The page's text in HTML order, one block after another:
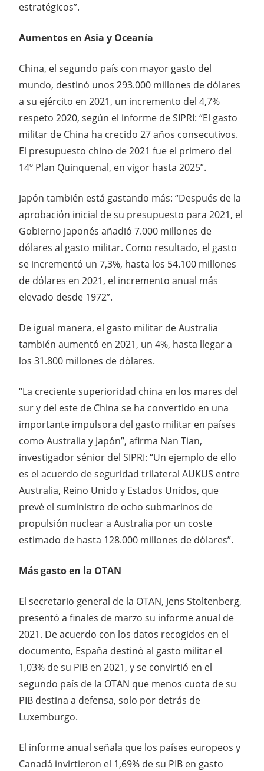
estratégicos”.
Aumentos en Asia y Oceanía
China, el segundo país con mayor gasto del
mundo, destinó unos 293.000 millones de dólares
a su ejército en 2021, un incremento del 4,7%
respeto 2020, según el informe de SIPRI: “El gasto
militar de China ha crecido 27 años consecutivos.
El presupuesto chino de 2021 fue el primero del
14º Plan Quinquenal, en vigor hasta 2025”.
Japón también está gastando más: “Después de la
aprobación inicial de su presupuesto para 2021, el
Gobierno japonés añadió 7.000 millones de
dólares al gasto militar. Como resultado, el gasto
se incrementó un 7,3%, hasta los 54.100 millones
de dólares en 2021, el incremento anual más
elevado desde 1972”.
De igual manera, el gasto militar de Australia
también aumentó en 2021, un 4%, hasta llegar a
los 31.800 millones de dólares.
“La creciente superioridad china en los mares del
sur y del este de China se ha convertido en una
importante impulsora del gasto militar en países
como Australia y Japón”, afirma Nan Tian,
investigador sénior del SIPRI: “Un ejemplo de ello
es el acuerdo de seguridad trilateral AUKUS entre
Australia, Reino Unido y Estados Unidos, que
prevé el suministro de ocho submarinos de
propulsión nuclear a Australia por un coste
estimado de hasta 128.000 millones de dólares”.
Más gasto en la OTAN
El secretario general de la OTAN, Jens Stoltenberg,
presentó a finales de marzo su informe anual de
2021. De acuerdo con los datos recogidos en el
documento, España destinó al gasto militar el
1,03% de su PIB en 2021, y se convirtió en el
segundo país de la OTAN que menos cuota de su
PIB destina a defensa, solo por detrás de
Luxemburgo.
El informe anual señala que los países europeos y
Canadá invirtieron el 1,69% de su PIB en gasto